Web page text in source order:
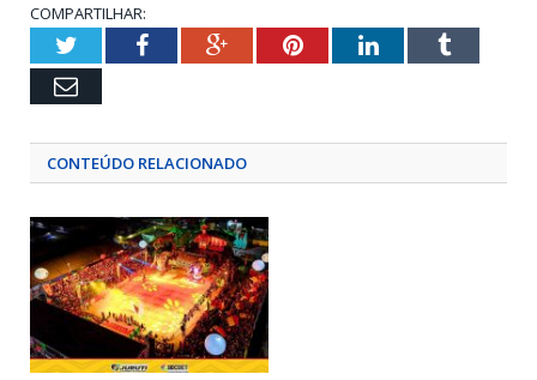
COMPARTILHAR:
TwitterFacebookGoogle+PinterestLinkedInTumblr
Email
CONTEÚDO RELACIONADO